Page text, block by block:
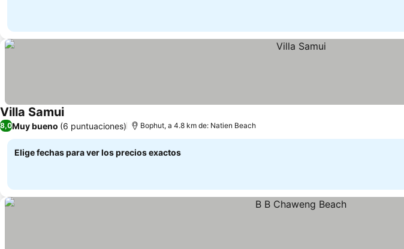
Villa Samui
8,0Muy bueno (6 puntuaciones) Bophut, a 4.8 km de: Natien Beach
Elige fechas para ver los precios exactos